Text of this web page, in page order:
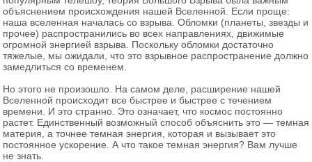
объяснением происхождения нашей Вселенной. Если проще:
наша вселенная началась со взрыва. Обломки (планеты, звезды и
прочее) распространились во всех направлениях, движимые
огромной энергией взрыва. Поскольку обломки достаточно
тяжелые, мы ожидали, что это взрывное распространение должно
замедлиться со временем.
Но этого не произошло. На самом деле, расширение нашей
Вселенной происходит все быстрее и быстрее с течением
времени. И это странно. Это означает, что космос постоянно
растет. Единственный возможный способ объяснить это — темная
материя, а точнее темная энергия, которая и вызывает это
постоянное ускорение. А что такое темная энергия? Вам лучше
не знать.